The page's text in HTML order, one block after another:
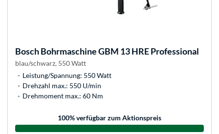
BoschBohrmaschine GBM 13 HRE Professional
blau/schwarz, 550 Watt
Leistung/Spannung: 550 Watt
Drehzahl max.: 550 U/min
Drehmoment max.: 60 Nm
100% verfügbar zum Aktionspreis